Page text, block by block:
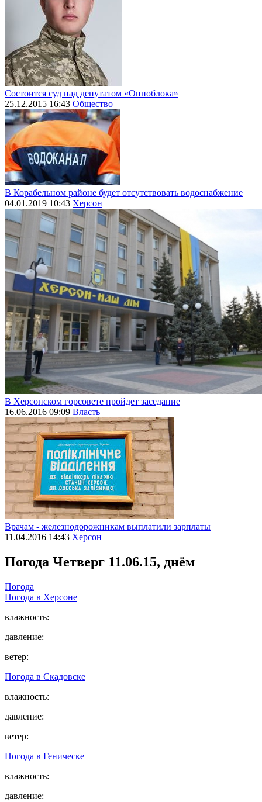
Состоится суд над депутатом «Оппоблока»
25.12.2015 16:43 Общество
В Корабельном районе будет отсутствовать водоснабжение
04.01.2019 10:43 Херсон
В Херсонском горсовете пройдет заседание
16.06.2016 09:09 Власть
Врачам - железнодорожникам выплатили зарплаты
11.04.2016 14:43 Херсон
Погода Четверг 11.06.15, днём
Погода
Погода в Херсоне
влажность:
давление:
ветер:
Погода в Скадовске
влажность:
давление:
ветер:
Погода в Геническе
влажность:
давление: